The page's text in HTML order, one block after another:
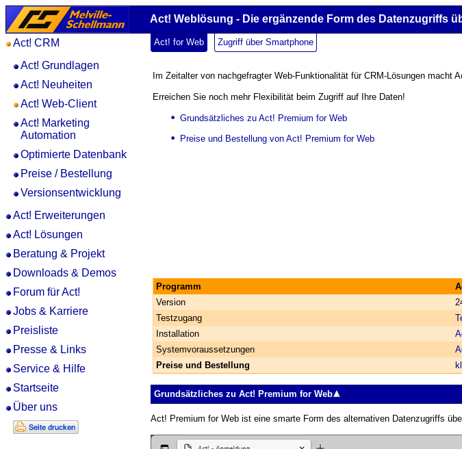
Act! Weblösung - Die ergänzende Form des Daten­zugriffs
Act! CRM
Act! Grundlagen
Act! Neuheiten
Act! Web-Client
Act! Marketing
Automation
Optimierte Datenbank
Preise / Bestellung
Versionsentwicklung
Act! Erweiterungen
Act! Lösungen
Beratung & Projekt
Downloads & Demos
Forum für Act!
Jobs & Karriere
Preisliste
Presse & Links
Service & Hilfe
Startseite
Über uns
Act! for Web Zugriff über Smartphone
Im Zeitalter von nachgefragter Web-Funktionalität für CRM-Lösungen macht
Erreichen Sie noch mehr Flexibilität beim Zugriff auf Ihre Daten!
Grundsätzliches zu Act! Premium for Web
Preise und Bestellung von Act! Premium for Web
Programm
Version
Testzugang
Installation
System­voraussetzungen
Preise und Bestellung
Grundsätzliches zu Act! Premium for Web
Act! Premium for Web ist eine smarte Form des alternativen Datenzugriffs